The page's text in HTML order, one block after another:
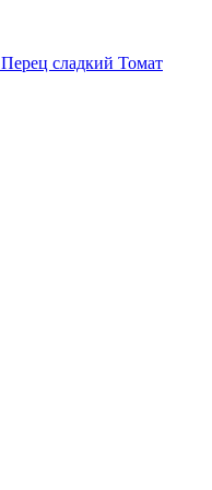
Перец сладкий Томат